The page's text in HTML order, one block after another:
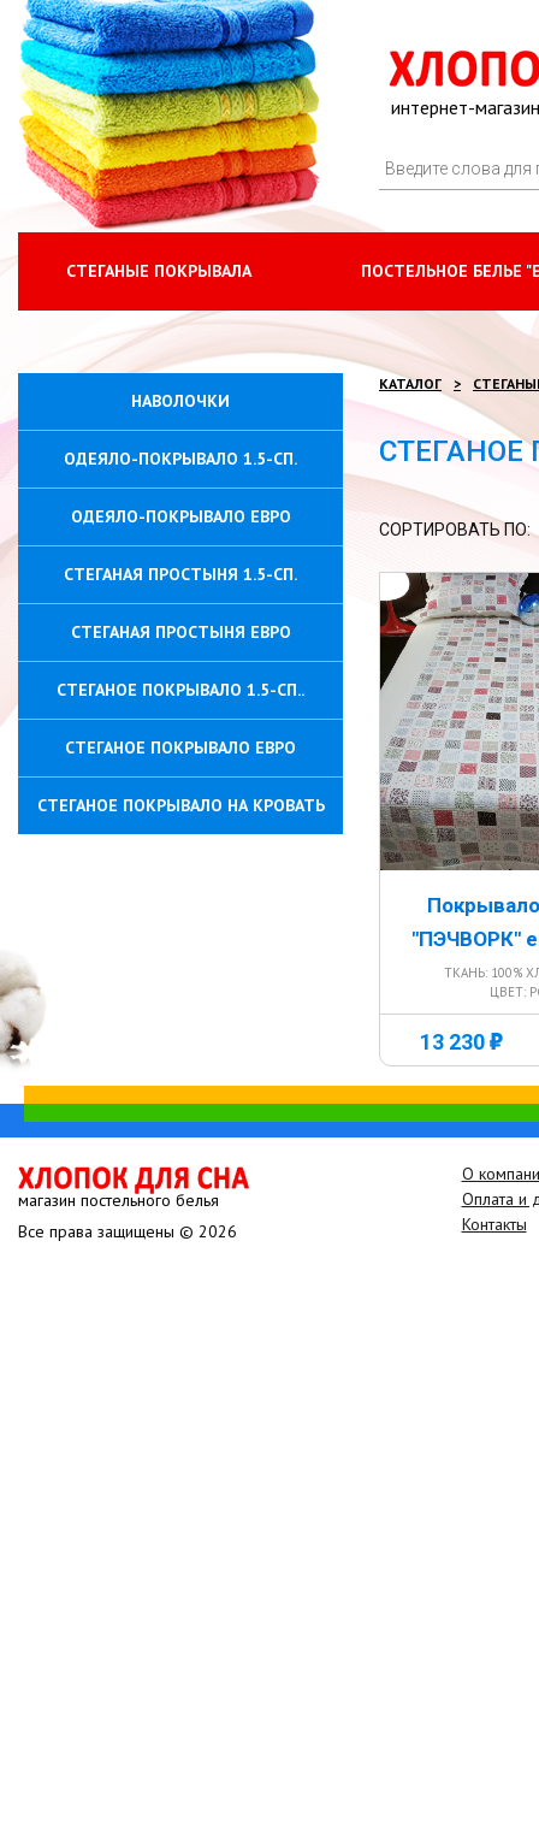
интернет-
СТЕГАНЫЕ ПОКРЫВАЛА ПОСТЕЛЬНОЕ БЕЛЬЕ
НАВОЛОЧКИ
ОДЕЯЛО-ПОКРЫВАЛО 1.5-СП.
ОДЕЯЛО-ПОКРЫВАЛО ЕВРО
СТЕГАНАЯ ПРОСТЫНЯ 1.5-СП.
СТЕГАНАЯ ПРОСТЫНЯ ЕВРО
СТЕГАНОЕ ПОКРЫВАЛО 1.5-СП..
СТЕГАНОЕ ПОКРЫВАЛО ЕВРО
СТЕГАНОЕ ПОКРЫВАЛО НА КРОВАТЬ
КАТАЛОГ
СОРТИРОВАТЬ ПО:
"ПЭЧВОРК"
ТКАНЬ: 100%
ЦВЕТ:
13 230г
магазин постельного белья
Все права защищены © 2026
О
Оплата и
Контакты